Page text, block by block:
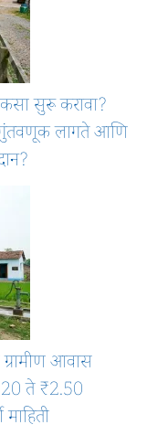
सुरू करावा?
गुंतवणूक लागते आणि
आवास
ते ₹2.50